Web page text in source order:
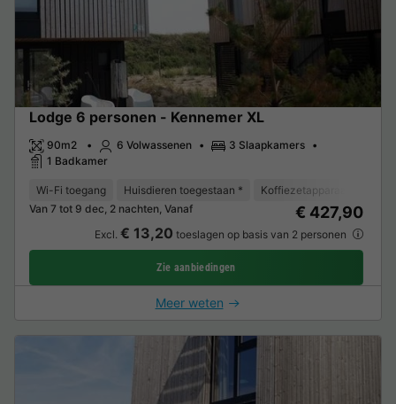
Lodge 6 personen - Kennemer XL
90m2 6 Volwassenen
3 Slaapkamers
1 Badkamer
Wi-Fi toegang Huisdieren toegestaan * Koffiezetapparaat
Van 7 tot 9 dec, 2 nachten, Vanaf
€ 427,90
Excl. € 13,20 toeslagen op basis van 2 personen
Zie aanbiedingen
Meer weten